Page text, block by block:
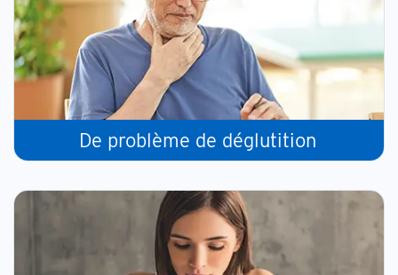
De problème de déglutition